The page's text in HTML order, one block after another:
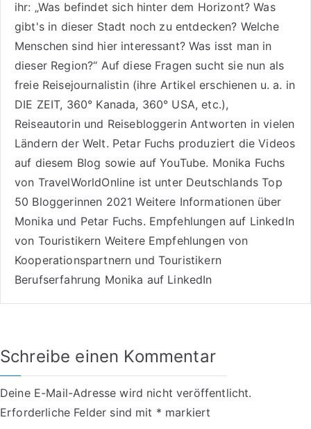
ihr: „Was befindet sich hinter dem Horizont? Was
gibt's in dieser Stadt noch zu entdecken? Welche
Menschen sind hier interessant? Was isst man in
dieser Region?“ Auf diese Fragen sucht sie nun als
freie Reisejournalistin (ihre Artikel erschienen u. a. in
DIE ZEIT, 360° Kanada, 360° USA, etc.),
Reiseautorinund Reisebloggerin Antworten in vielen
Ländern der Welt. Petar Fuchs produziert die Videos
auf diesem Blog sowie aufYouTube. Monika Fuchs
von TravelWorldOnline ist unter Deutschlands Top
50 Bloggerinnen 2021 Weitere Informationen über
Monika und Petar Fuchs. Empfehlungen auf LinkedIn
von Touristikern Weitere Empfehlungen von
Kooperationspartnern und Touristikern
Berufserfahrung Monika auf LinkedIn
Schreibe einen Kommentar
Deine E-Mail-Adresse wird nicht veröffentlicht.
Erforderliche Felder sind mit * markiert